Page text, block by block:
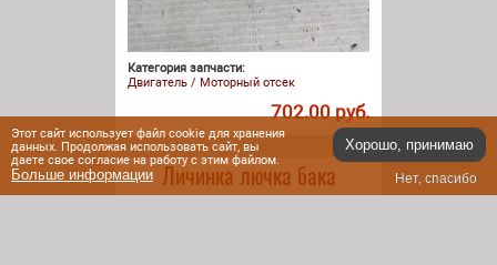
Категория запчасти:
Двигатель / Моторный отсек
702.00 руб.
Личинка лючка бака
Этот сайт использует файл cookie для хранения
данных. Продолжая использовать сайт, вы
даете свое согласие на работу с этим файлом.
Больше информации
Хорошо, принимаю
Нет, спасибо